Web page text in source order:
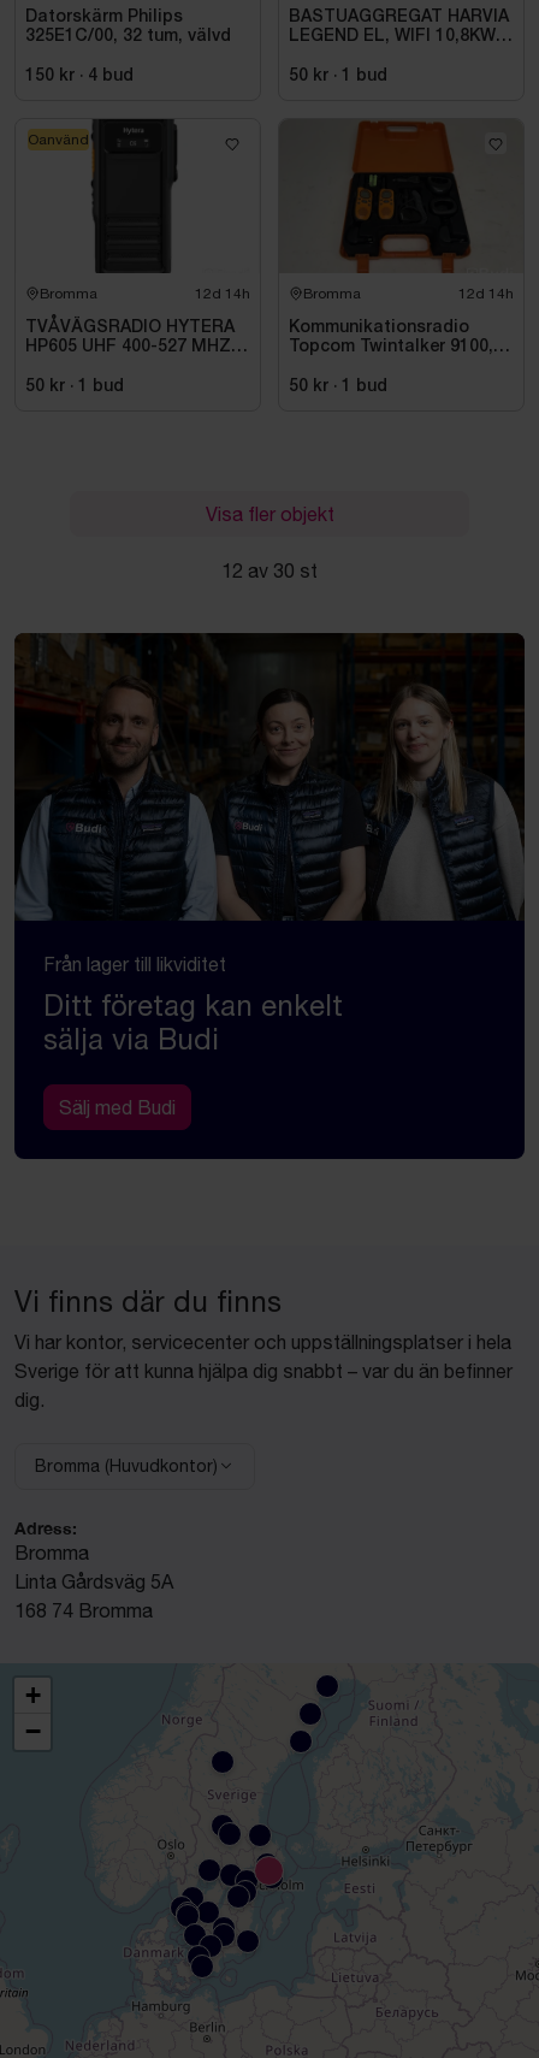
Datorskärm Philips
325E1C/00, 32 tum, välvd
150 kr · 4 bud
BASTUAGGREGAT HARVIA
LEGEND EL, WIFI 10,8KW
50 kr · bud
Bromma 12d 14h
TVÅVÄGSRADIO HYTERA
HP605 UHF 400-527 MHZ
50 kr · bud
Oanvänd
Bromma 12d 14h
Kommunikationsradio
Topcom Twintalker 9100, 2
50 kr · bud
Visa fler objekt
12 av 30 st
Från lager till likviditet
Ditt företag kan enkelt
sälja via Budi
Sälj med Budi
Vi finns där du finns
Vi har kontor, servicecenter och uppställningsplatser i hela
Sverige för att kunna hjälpa dig snabbt – var du än befinner
dig.
Välj anläggning:
Bromma (Huvudkontor)
Adress:
Bromma
Linta Gårdsväg 5A
168 74 Bromma
+
−